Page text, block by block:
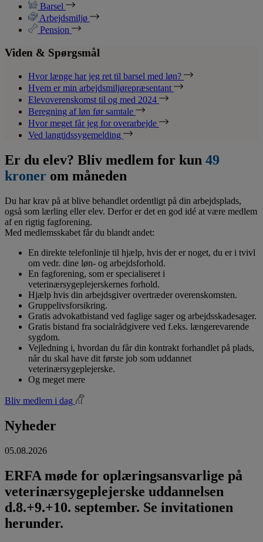
Barsel
Arbejdsmiljø
Pension
Viden & Spørgsmål
Hvor længe har jeg ret til barsel med løn?
Hvem er min arbejdsmiljørepræsentant
Elevoverenskomst til og med 2024
Beregning af løn før samtale
Hvor meget får jeg for overarbejde
Ved langtidssygemelding
Er du elev? Bliv medlem for kun 49
kroner om måneden
Du har krav på at blive behandlet ordentligt på din arbejdsplads,
også som lærling eller elev. Derfor er det en god idé at være medlem
af en rigtig fagforening.
Med medlemsskabet får du blandt andet:
En direkte telefonlinje til hjælp, hvis der er noget, du er i tvivl
om vedr. dine løn- og arbejdsforhold.
En fagforening, som er specialiseret i
veterinærsygeplejerskernes forhold.
Hjælp hvis din arbejdsgiver overtræder overenskomsten.
Gruppelivsforsikring.
Gratis advokatbistand ved faglige sager og arbejdsskadesager.
Gratis bistand fra socialrådgivere ved f.eks. længerevarende
sygdom.
Vejledning i, hvordan du får din kontrakt forhandlet på plads,
når du skal have dit første job som uddannet
veterinærsygeplejerske.
Og meget mere
Bliv medlem i dag
Nyheder
05.08.2026
ERFA møde for oplæringsansvarlige på
veterinærsygeplejerske uddannelsen
d.8.+9.+10. september. Se invitationen
herunder.